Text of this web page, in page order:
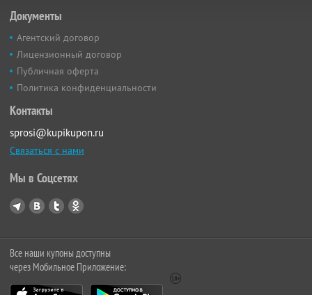
Документы
Агентский договор
Лицензионный договор
Публичная оферта
Политика конфиденциальности
Контакты
sprosi@kupikupon.ru
Связаться с нами
Мы в Соцсетях
Все наши купоны доступны
через Мобильное Приложение: